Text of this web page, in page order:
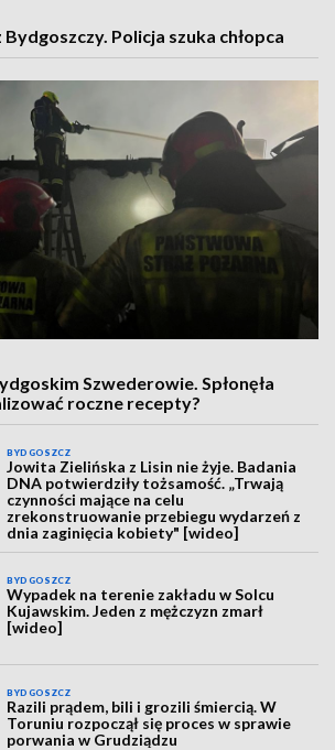
Bydgoszczy. Policja szuka chłopca
Szwederowie. Spłonęła
roczne recepty?
BYDGOSZCZ
Jowita Zielińska z Lisin nie żyje. Badania
DNA potwierdziły tożsamość. „Trwają
czynności mające na celu
zrekonstruowanie przebiegu wydarzeń z
dnia zaginięcia kobiety" [wideo]
BYDGOSZCZ
Wypadek na terenie zakładu w Solcu
Kujawskim. Jeden z mężczyzn zmarł
[wideo]
BYDGOSZCZ
Razili prądem, bili i grozili śmiercią. W
Toruniu rozpoczął się proces w sprawie
porwania w Grudziądzu